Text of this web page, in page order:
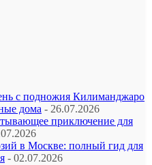
с подножия Килиманджаро
дома - 26.07.2026
приключение для
в Москве: полный гид для
- 02.07.2026